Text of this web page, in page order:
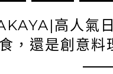
高人氣
，還是創意料